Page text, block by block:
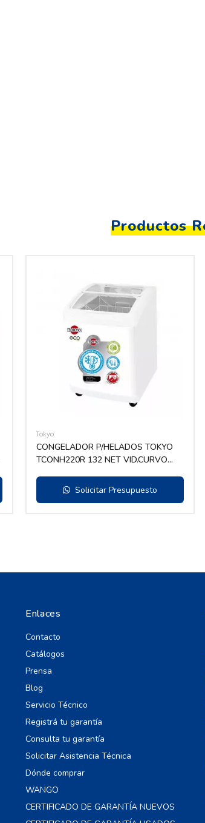
Productos
Tokyo
CONGELADOR P/HELADOS TOKYO
TCONH220R 132 NET VID.CURVO
Solicitar Presupuesto
Enlaces
Contacto
Catálogos
Prensa
Blog
Servicio Técnico
Registrá tu garantía
Consulta tu garantía
Solicitar Asistencia Técnica
Dónde comprar
WANGO
CERTIFICADO DE GARANTÍA NUEVOS